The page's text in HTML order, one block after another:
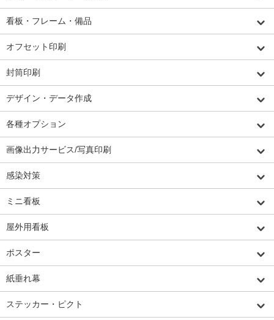
看板・フレーム・備品
オフセット印刷
封筒印刷
デザイン・データ作成
各種オプション
画像出力サービス/写真印刷
感染対策
ミニ看板
屋外用看板
ポスター
紙垂れ幕
ステッカー・ピクト